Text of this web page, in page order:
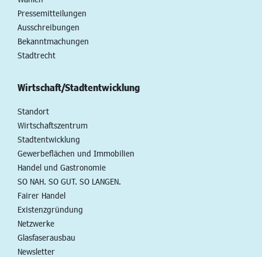
Pressemitteilungen
Ausschreibungen
Bekanntmachungen
Stadtrecht
Wirtschaft/Stadtentwicklung
Standort
Wirtschaftszentrum
Stadtentwicklung
Gewerbeflächen und Immobilien
Handel und Gastronomie
SO NAH. SO GUT. SO LANGEN.
Fairer Handel
Existenzgründung
Netzwerke
Glasfaserausbau
Newsletter